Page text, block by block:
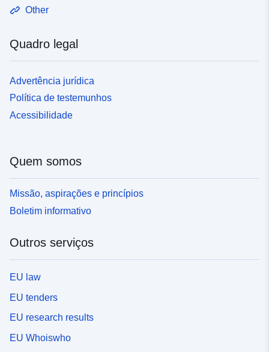
Other
Quadro legal
Advertência jurídica
Política de testemunhos
Acessibilidade
Quem somos
Missão, aspirações e princípios
Boletim informativo
Outros serviços
EU law
EU tenders
EU research results
EU Whoiswho